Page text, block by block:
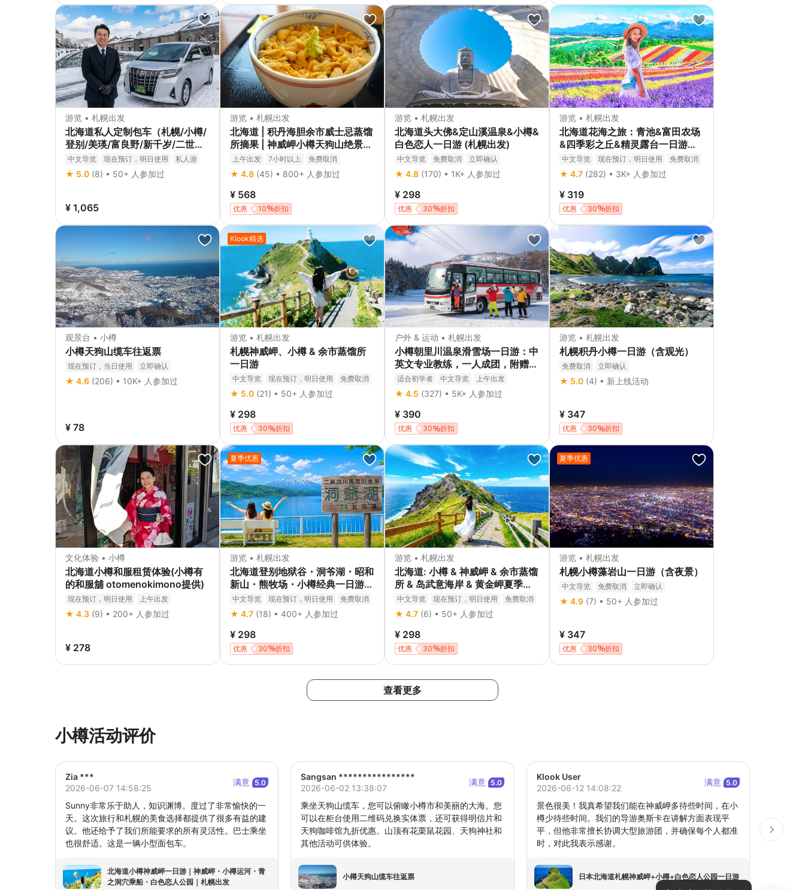
游览 • 札幌出发
北海道私人定制包车（札幌/小樽/
登别/美瑛/富良野/新千岁/二世谷
等+中文/日文司机+丰田阿尔法/
海狮车型+绿牌营运车）
中文导览 现在预订，明日使用
私人游
私人导览
免费取消
★ 5.0 (8) • 50+ 人参加过
¥ 1,065
游览 • 札幌出发
北海道 | 积丹海胆余市威士忌蒸馏
所摘果 | 神威岬小樽天狗山绝景一
日游
上午出发 7小时以上 免费取消
★ 4.8 (45) • 800+ 人参加过
¥ 568
10 折扣
优惠
游览 • 札幌出发
北海道头大佛&定山溪温泉&小樽&
白色恋人一日游 (札幌出发)
中文导览 免费取消 立即确认
★ 4.8 (170) • 1K+ 人参加过
¥ 298
30 折扣
优惠
游览 • 札幌出发
北海道花海之旅：青池&富田农场
&四季彩之丘&精灵露台一日游
（可选自助午餐/蜜瓜畅吃）
中文导览 现在预订，明日使用
免费取消
立即确认
★ 4.7 (282) • 3K+ 人参加过
¥ 319
30 折扣
优惠
观景台 • 小樽
小樽天狗山缆车往返票
现在预订，当日使用 立即确认
★ 4.6 (206) • 10K+ 人参加过
¥ 78
Klook精选
游览 • 札幌出发
札幌神威岬、小樽 & 余市蒸馏所
一日游
中文导览 现在预订，明日使用
免费取消
立即确认
★ 5.0 (21) • 50+ 人参加过
¥ 298
30 折扣
优惠
户外 & 运动 • 札幌出发
小樽朝里川温泉滑雪场一日游：中
英文专业教练，一人成团，附赠摄
影服务（北海道札幌出发）
适合初学者 中文导览
上午出发
7小时以上
免费取消 立即确认
★ 4.5 (327) • 5K+ 人参加过
¥ 390
30 折扣
优惠
游览 • 札幌出发
札幌积丹小樽一日游（含观光）
免费取消 立即确认
★ 5.0 (4) • 新上线活动
¥ 347
30 折扣
优惠
文化体验 • 小樽
北海道小樽和服租赁体验(小樽有
的和服舖 otomenokimono提供)
现在预订，明日使用
上午出发
最长3小时
免费取消
★ 4.3 (9) • 200+ 人参加过
¥ 278
夏季优惠
游览 • 札幌出发
北海道登别地狱谷・洞爷湖・昭和
新山・熊牧场・小樽经典一日游｜
札幌出发
中文导览 现在预订，明日使用
免费取消
立即确认
★ 4.7 (18) • 400+ 人参加过
¥ 298
30 折扣
优惠
游览 • 札幌出发
北海道: 小樽 & 神威岬 & 余市蒸馏
所 & 岛武意海岸 & 黄金岬夏季一
日游
中文导览 现在预订，明日使用
免费取消
立即确认
★ 4.7 (6) • 50+ 人参加过
¥ 298
30 折扣
优惠
夏季优惠
游览 • 札幌出发
札幌小樽藻岩山一日游（含夜景）
中文导览 免费取消 立即确认
★ 4.9 (7) • 50+ 人参加过
¥ 347
30 折扣
优惠
查看更多
小樽活动评价
Zia ***
2026-06-07 14:58:25
满意 5.0
Sunny非常乐于助人，知识渊博。度过了非常愉快的一
天。这次旅行和札幌的美食选择都提供了很多有益的建
议。他还给予了我们所能要求的所有灵活性。巴士乘坐
也很舒适。这是一辆小型面包车。
北海道小樽神威岬一日游｜神威岬・小樽运河・青
之洞穴乘船・白色恋人公园｜札幌出发
Sangsan ****************
2026-06-02 13:38:07
满意 5.0
乘坐天狗山缆车，您可以俯瞰小樽市和美丽的大海。您
可以在柜台使用二维码兑换实体票，还可获得明信片和
天狗咖啡馆九折优惠。山顶有花栗鼠花园、天狗神社和
其他活动可供体验。
小樽天狗山缆车往返票
Klook User
2026-06-12 14:08:22
满意 5.0
景色很美！我真希望我们能在神威岬多待些时间，在小
樽少待些时间。我们的导游奥斯卡在讲解方面表现平
平，但他非常擅长协调大型旅游团，并确保每个人都准
时，对此我表示感谢。
日本北海道札幌神威岬+小樽+白色恋人公园一日游
海，只
生之年
点特色